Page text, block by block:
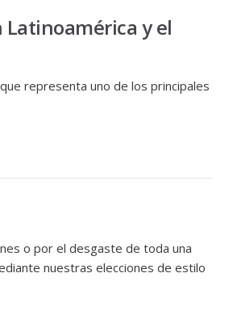
y el
representa uno de los principales
o por el desgaste de toda una
nuestras elecciones de estilo